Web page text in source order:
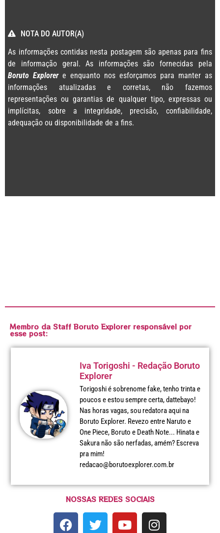
NOTA DO AUTOR(A)
As informações contidas nesta postagem são apenas para fins
de informação geral. As informações são fornecidas pela
Boruto Explorere enquanto nos esforçamos para manter as
informações atualizadas e corretas, não fazemos
representações ou garantias de qualquer tipo, expressas ou
implícitas, sobre a integridade, precisão, confiabilidade,
adequação ou disponibilidade de a fins.
Membro da Staff Boruto Explorer responsável por
esse post:
Iva Torigoshi - Redação Boruto
Explorer
Torigoshi é sobrenome fake, tenho trinta e
poucos e estou sempre certa, dattebayo!
Nas horas vagas, sou redatora aqui na
Boruto Explorer. Revezo entre Naruto e
One Piece, Boruto e Death Note... Hinata e
Sakura não são nerfadas, amém? Escreva
pra mim!
redacao@borutoexplorer.com.br
NOSSAS REDES SOCIAIS